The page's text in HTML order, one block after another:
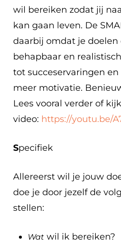
wil bereiken zodat jij
kan gaan leven. De
daarbij omdat je doelen
behapbaar en
tot succeservaringen
meer motivatie.
Lees vooral verder of
video: https://youtu.be/
Specifiek
Allereerst wil je jouw
doe je door jezelf de
stellen:
Watwil ik bereiken?